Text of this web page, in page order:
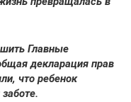
Главные
декларация прав
что ребенок